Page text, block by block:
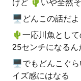
けど 🌵️いや全然
🖥どんこの話だよ
🌵️一応川魚とし
25センチになるん
🖥でもどんこぐら
イズ感にはなる